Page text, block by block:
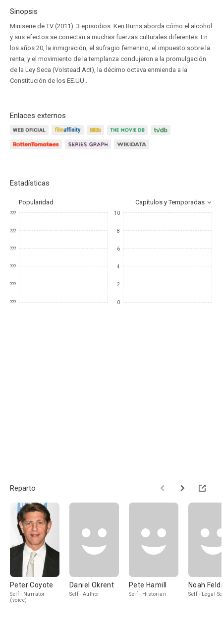
Sinopsis
Miniserie de TV (2011). 3 episodios. Ken Burns aborda cómo el alcohol
y sus efectos se conectan a muchas fuerzas culturales diferentes. En
los años 20, la inmigración, el sufragio femenino, el impuesto sobre la
renta, y el movimiento de la templanza condujeron a la promulgación
de la Ley Seca (Volstead Act), la décimo octava enmienda a la
Constitución de los EE.UU..
Enlaces externos
Estadísticas
Popularidad Capítulos y Temporadas
???
???
???
???
???
???
10
8
6
4
2
0
Reparto
Peter Coyote
Self - Narrator
(voice)
Daniel Okrent
Self - Author
Pete Hamill
Self - Historian
Noah
Self - Legal